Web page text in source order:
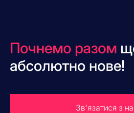
Почнемо разом
абсолютно нове!
Зв'язатися з